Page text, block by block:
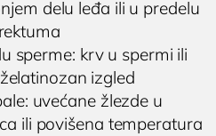
delu leđa ili u predelu
rektuma
sperme: krv u spermi ili
izgled
uvećane žlezde u
ili povišena temperatura